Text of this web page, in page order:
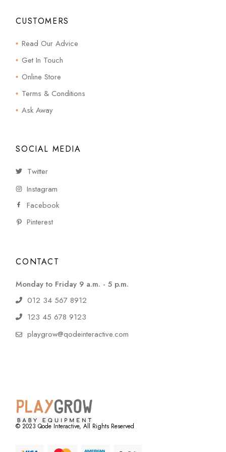
CUSTOMERS
Read Our Advice
Get In Touch
Online Store
Terms & Conditions
Ask Away
SOCIAL MEDIA
Twitter
Instagram
Facebook
Pinterest
CONTACT
Monday to Friday 9 a.m. - 5 p.m.
012 34 567 8912
123 45 678 9123
playgrow@qodeinteractive.com
© 2023Qode Interactive, All Rights Reserved